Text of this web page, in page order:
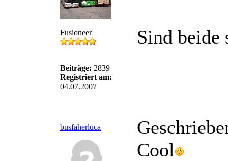
Fusioneer
Beiträge: 2839
Registriert am:
04.07.2007
Sind beide
busfaherluca
Cool